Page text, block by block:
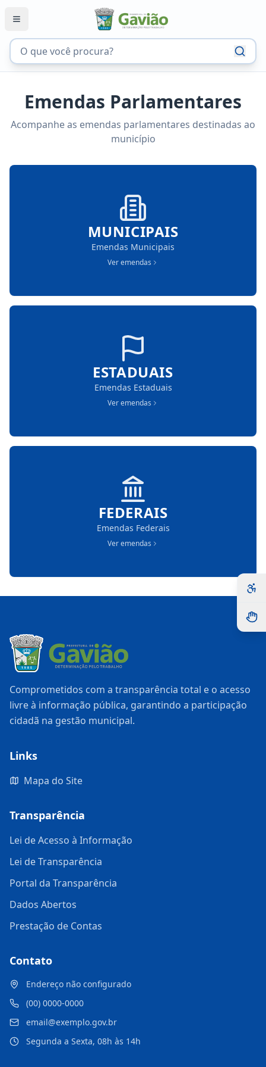
Emendas Parlamentares
Acompanhe as emendas parlamentares destinadas ao
município
MUNICIPAIS
Emendas Municipais
Ver emendas
ESTADUAIS
Emendas Estaduais
Ver emendas
FEDERAIS
Emendas Federais
Ver emendas
Comprometidos com a transparência total e o acesso
livre à informação pública, garantindo a participação
cidadã na gestão municipal.
Links
Mapa do Site
Transparência
Lei de Acesso à Informação
Lei de Transparência
Portal da Transparência
Dados Abertos
Prestação de Contas
Contato
Endereço não configurado
(00) 0000-0000
email@exemplo.gov.br
Segunda a Sexta, 08h às 14h